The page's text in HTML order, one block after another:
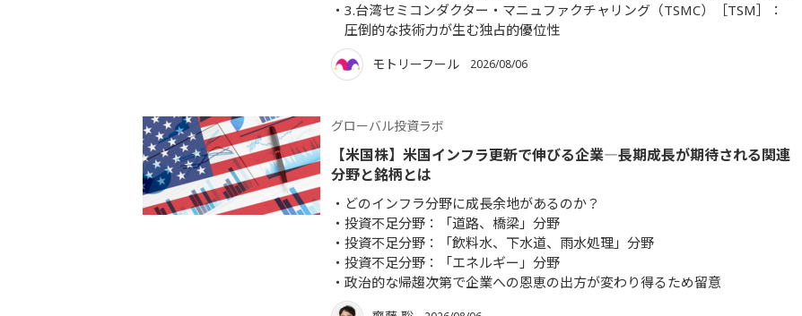
3.台湾セミコンダクター・マニュファクチャリング（TSMC）［TSM］：
圧倒的な技術力が生む独占的優位性
モトリーフール 2026/08/06
グローバル投資ラボ
【米国株】米国インフラ更新で伸びる企業―長期成長が期待される関連
分野と銘柄とは
どのインフラ分野に成長余地があるのか？
投資不足分野：「道路、橋梁」分野
投資不足分野：「飲料水、下水道、雨水処理」分野
投資不足分野：「エネルギー」分野
政治的な帰趨次第で企業への恩恵の出方が変わり得るため留意